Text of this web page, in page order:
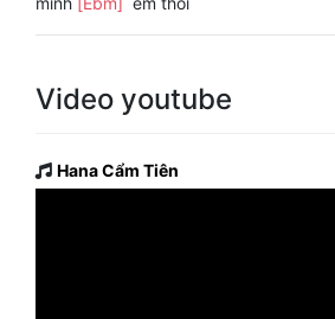
Video youtube
Hana Cẩm Tiên